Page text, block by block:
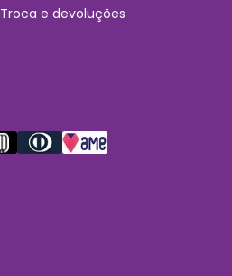
Troca e devoluções